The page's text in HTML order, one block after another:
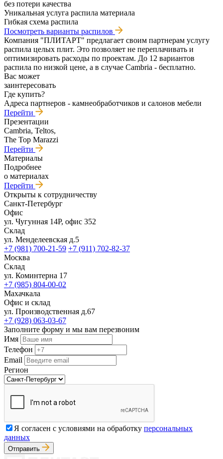
без потери качества
Уникальная услуга распила материала
Гибкая схема распила
Посмотреть варианты распилов
Компания "ПЛИТАРТ" предлагает своим партнерам услугу
распила целых плит. Это позволяет не переплачивать и
оптимизировать расходы по проектам. До 12 вариантов
распила по низкой цене, а в случае Cambria - бесплатно.
Вас может
заинтересовать
Где купить?
Адреса партнеров - камнеобработчиков и салонов мебели
Перейти
Презентации
Cambria, Teltos,
The Top Marazzi
Перейти
Материалы
Подробнее
о материалах
Перейти
Открыты к сотрудничеству
Санкт-Петербург
Офис
ул. Чугунная 14Р, офис 352
Склад
ул. Менделеевская д.5
+7 (981) 700-21-59 +7 (911) 702-82-37
Москва
Склад
ул. Коминтерна 17
+7 (985) 804-00-02
Махачкала
Офис и склад
ул. Производственная д.67
+7 (928) 063-03-67
Заполните форму и мы вам перезвоним
Имя
Телефон
Email
Регион
Я согласен с условиями на обработку персональных
данных
Отправить